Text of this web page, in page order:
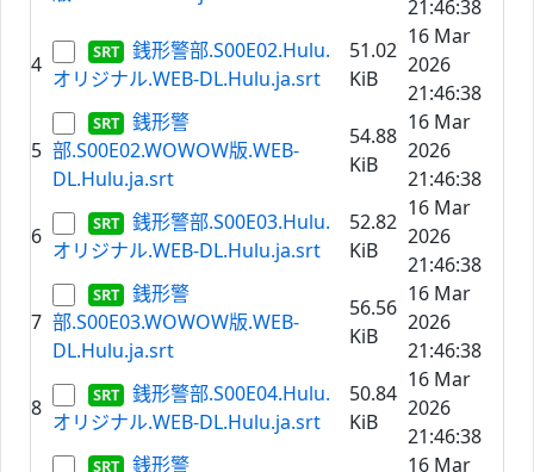
21:46:38
4
銭形警部.S00E02.Hulu.
オリジナル.WEB-DL.Hulu.ja.srt
51.02
KiB
16 Mar
2026
21:46:38
5
銭形警
部.S00E02.WOWOW版.WEB-
DL.Hulu.ja.srt
54.88
KiB
16 Mar
2026
21:46:38
6
銭形警部.S00E03.Hulu.
オリジナル.WEB-DL.Hulu.ja.srt
52.82
KiB
16 Mar
2026
21:46:38
7
銭形警
部.S00E03.WOWOW版.WEB-
DL.Hulu.ja.srt
56.56
KiB
16 Mar
2026
21:46:38
8
銭形警部.S00E04.Hulu.
オリジナル.WEB-DL.Hulu.ja.srt
50.84
KiB
16 Mar
2026
21:46:38
銭形警
16 Mar